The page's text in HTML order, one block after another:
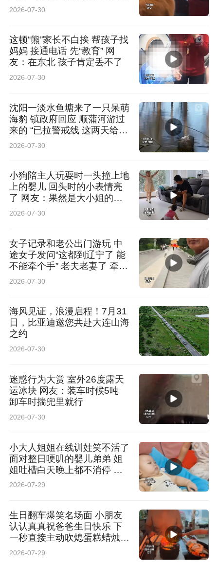
2026-07-30
这顿“熊”家长不白挨 帮孩子找
妈妈 接通电话 先“教育” 网
友：在东北 孩子肯定丢不了
2026-07-30
沈阳一淡水鱼塘来了一只呆萌
海豹 镇政府回应 顺蒲河游过
来的 “已拉警戒线 这两天给它
救出来”
2026-07-30
小狗陪主人玩耍时一头撞上地
上的婴儿 回头时的小表情亮
了 网友：果然是大小姐的狗
腿子
2026-07-30
女子记录和老公出门游玩 中
途女子发问“这都到辽宁了 能
不能牵个手” 老夫老妻了 牵手
后相视大笑 网友：你俩笑的
2026-07-30
海风见证，浪漫启程！7月31
日，比亚迪邀您共赴大连山海
之约
2026-07-30
迷惑行为大赏 室外26度露天
运冰块 网友：装车时候5吨
卸车时揣兜里就行
2026-07-30
小大人姐姐在线训娃笑不活了
面对整日哽叽的婴儿弟弟 姐
姐吐槽白天晚上都不消停 网
友：小小年纪操着老妈的心
2026-07-29
生日翻车爆笑名场面 小朋友
认认真真祝爸爸生日快乐 下
一秒直接主动吹熄蛋糕蜡烛
网友：没给主角一点发挥空间
2026-07-29